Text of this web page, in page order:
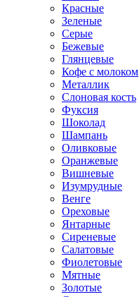
Красные
Зеленые
Серые
Бежевые
Глянцевые
Кофе с молоком
Металлик
Слоновая кость
Фуксия
Шоколад
Шампань
Оливковые
Оранжевые
Вишневые
Изумрудные
Венге
Ореховые
Янтарные
Сиреневые
Салатовые
Фиолетовые
Мятные
Золотые